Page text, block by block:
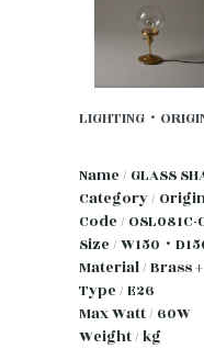
LIGHTING・
Name / GLASS
Category /
Code / OSL081C-
Size / W150・
Material / Brass
Type / E26
Max Watt / 60W
Weight / kg